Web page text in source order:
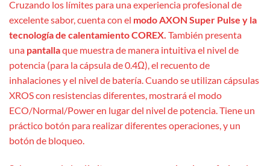
Cruzando los límites para una experiencia profesional de
excelente sabor, cuenta con el modo AXON Super Pulse y la
tecnología de calentamiento COREX. También presenta
una pantallaque muestra de manera intuitiva el nivel de
potencia (para la cápsula de 0.4Ω), el recuento de
inhalaciones y el nivel de batería. Cuando se utilizan cápsulas
XROS con resistencias diferentes, mostrará el modo
ECO/Normal/Power en lugar del nivel de potencia. Tiene un
práctico botón para realizar diferentes operaciones, y un
botón de bloqueo.